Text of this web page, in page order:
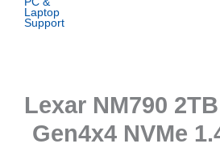
Lexar NM790
Gen4x4 NVMe